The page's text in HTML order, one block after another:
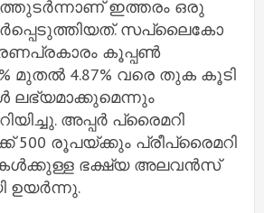
ഇത്തരം ഒരു
സപ്ലൈകോ
കൂപ്പൺ
മുതൽ 4.87% വരെ തുക കൂടി
ലഭ്യമാക്കുമെന്നും
അപ്പർ പ്രൈമറി
500 രൂപയ്ക്കും പ്രീപ്രൈമറി
ഭക്ഷ്യ അലവൻസ്
ഉയർന്നു.